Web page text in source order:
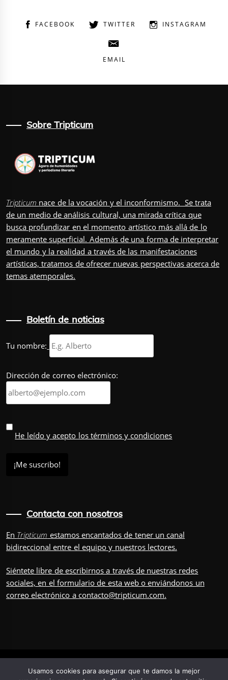
FACEBOOK TWITTER INSTAGRAM
EMAIL
Sobre Tripticum
Tripticum nace de la vocación y el inconformismo. Se trata
de un medio de análisis cultural, una mirada crítica que
busca profundizar en el momento artístico más allá de lo
meramente superficial. Además de una forma de interpretar
el mundo y la realidad a través de las manifestaciones
artísticas, tratamos de ofrecer nuevas perspectivas acerca de
temas atemporales.
Boletín de noticias
Tu nombre:
Dirección de correo electrónico:
He leído y acepto los términos y condiciones
Contacta con nosotros
En Tripticum estamos encantados de tener un canal
bidireccional entre el equipo y nuestros lectores.
Siéntete libre de escribirnos a través de nuestras redes
sociales, en el formulariode esta web o enviándonos un
correo electrónico a contacto@tripticum.com.
IUVENIS, POR
Usamos cookies para asegurar que te damos la mejor